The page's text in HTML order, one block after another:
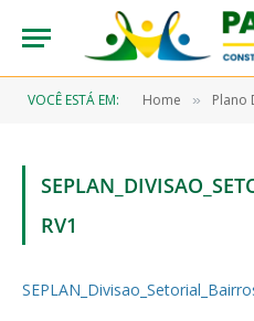
VOCÊ ESTÁ EM: Home » Plano
RV1